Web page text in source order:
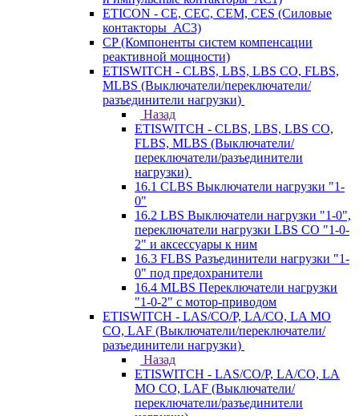
ETICON - CE, CEC, CEM, CES (Силовые
контакторы_АС3)
CP (Компоненты систем компенсации
реактивной мощности)
ETISWITCH - CLBS, LBS, LBS CO, FLBS,
MLBS (Выключатели/переключатели/
разъединители нагрузки)
Назад
ETISWITCH - CLBS, LBS, LBS CO,
FLBS, MLBS (Выключатели/
переключатели/разъединители
нагрузки)
16.1 CLBS Выключатели нагрузки "1-
0"
16.2 LBS Выключатели нагрузки "1-0",
переключатели нагрузки LBS CO "1-0-
2" и аксессуары к ним
16.3 FLBS Разъединители нагрузки "1-
0" под предохранители
16.4 MLBS Переключатели нагрузки
"1-0-2" с мотор-приводом
ETISWITCH - LAS/CO/P, LA/CO, LA MO
CO, LAF (Выключатели/переключатели/
разъединители нагрузки)
Назад
ETISWITCH - LAS/CO/P, LA/CO, LA
MO CO, LAF (Выключатели/
переключатели/разъединители